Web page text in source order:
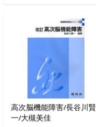
高次脳機能障害/長谷川賢
一/大槻美佳